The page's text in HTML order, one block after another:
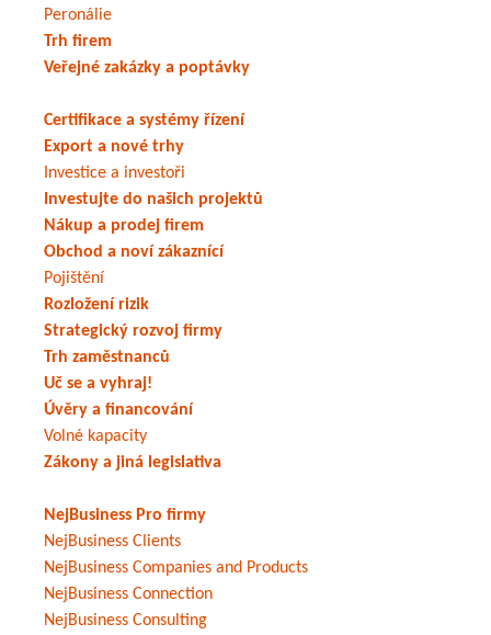
Peronálie
Trh firem
Veřejné zakázky a poptávky
Certifikace a systémy řízení
Export a nové trhy
Investice a investoři
Investujte do našich projektů
Nákup a prodej firem
Obchod a noví zákaznící
Pojištění
Rozložení rizik
Strategický rozvoj firmy
Trh zaměstnanců
Uč se a vyhraj!
Úvěry a financování
Volné kapacity
Zákony a jiná legislativa
NejBusiness Pro firmy
NejBusiness Clients
NejBusiness Companies and Products
NejBusiness Connection
NejBusiness Consulting